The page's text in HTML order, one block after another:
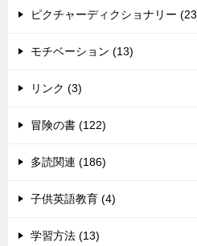
ピクチャーディクショナリー
モチベーション (13)
リンク (3)
冒険の書 (122)
多読関連 (186)
子供英語教育 (4)
学習方法 (13)